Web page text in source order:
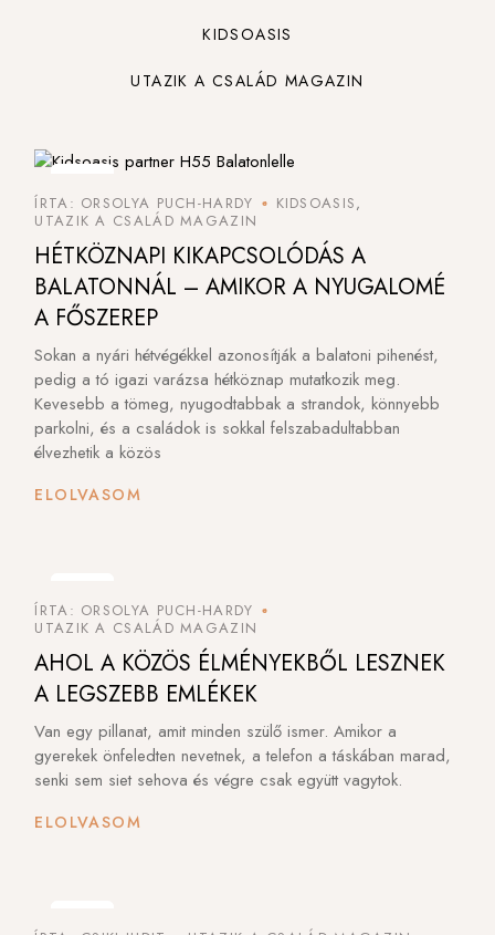
KIDSOASIS
UTAZIK A CSALÁD MAGAZIN
AUG
AUG
ÍRTA: ORSOLYA PUCH-HARDY
KIDSOASIS
UTAZIK A CSALÁD MAGAZIN
HÉTKÖZNAPI KIKAPCSOLÓDÁS A
BALATONNÁL – AMIKOR A NYUGALOMÉ
A FŐSZEREP
Sokan a nyári hétvégékkel azonosítják a balatoni pihenést,
pedig a tó igazi varázsa hétköznap mutatkozik meg.
Kevesebb a tömeg, nyugodtabbak a strandok, könnyebb
parkolni, és a családok is sokkal felszabadultabban
élvezhetik a közös
ELOLVASOM
JÚL
JÚL
ÍRTA: ORSOLYA PUCH-HARDY
UTAZIK A CSALÁD MAGAZIN
AHOL A KÖZÖS ÉLMÉNYEKBŐL LESZNEK
A LEGSZEBB EMLÉKEK
Van egy pillanat, amit minden szülő ismer. Amikor a
gyerekek önfeledten nevetnek, a telefon a táskában marad,
senki sem siet sehova és végre csak együtt vagytok.
ELOLVASOM